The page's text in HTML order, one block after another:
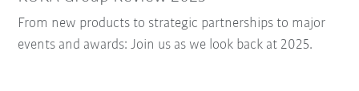
From new products to strategic partnerships to major
events and awards: Join us as we look back at 2025.